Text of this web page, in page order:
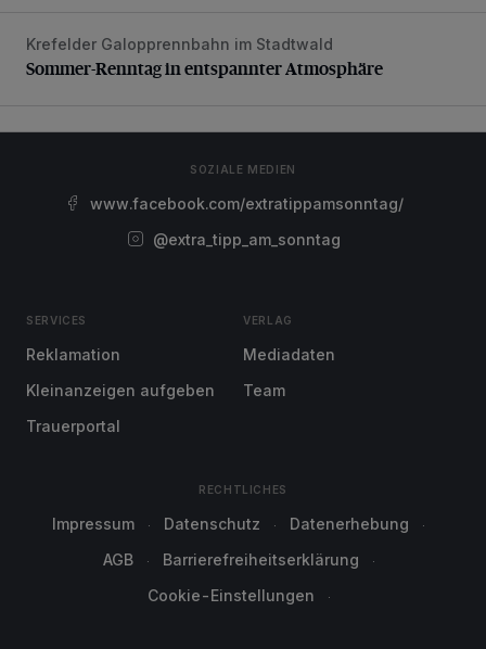
Sommer-Renntag in entspannter Atmosphäre
Krefelder Galopprennbahn im Stadtwald
Sommer-Renntag in entspannter Atmosphäre
SOZIALE MEDIEN
www.facebook.com/extratippamsonntag/
@extra_tipp_am_sonntag
SERVICES
Reklamation
Kleinanzeigen aufgeben
Trauerportal
VERLAG
Mediadaten
Team
RECHTLICHES
Impressum Datenschutz
Datenerhebung
AGB
Barrierefreiheitserklärung
Cookie-Einstellungen